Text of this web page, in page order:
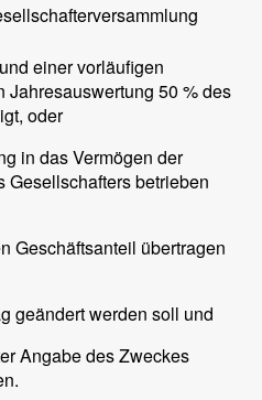
einer vorläufigen
Jahresauswertung 50 % des
oder
in das Vermögen der
Gesellschafters betrieben
Geschäftsanteil übertragen
geändert werden soll und
Angabe des Zweckes